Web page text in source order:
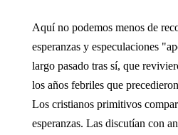
Aquí no podemos menos de
esperanzas y especulaciones
largo pasado tras sí, que
los años febriles que
Los cristianos primitivos
esperanzas. Las discutían con